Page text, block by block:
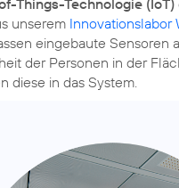
Things-Technologie (IoT)
unserem Innovationslabor
eingebaute Sensoren
der Personen in der
diese in das System.